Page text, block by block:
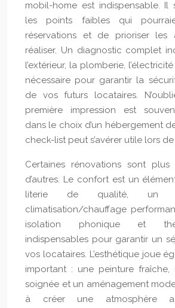
mobil-home est indispensable. Il
les points faibles qui
réservations et de prioriser les
réaliser. Un diagnostic complet
l’extérieur, la plomberie,
nécessaire pour garantir la
de vos futurs locataires.
première impression est
dans le choix d’un hébergement
check-list peut s’avérer utile lors
Certaines rénovations sont plus
d’autres. Le confort est un
literie de qualité, un
climatisation/chauffage
isolation phonique et
indispensables pour garantir un
vos locataires. L’esthétique joue
important : une peinture fraîche,
soignée et un aménagement
à créer une atmosphère